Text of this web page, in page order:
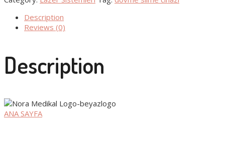
Description
Reviews (0)
Description
ANA SAYFA